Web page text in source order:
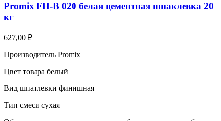
Promix FH-B 020 белая цементная шпаклевка 20
кг
627,00 ₽
Производитель Promix
Цвет товара белый
Вид шпатлевки финишная
Тип смеси сухая